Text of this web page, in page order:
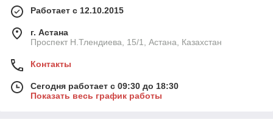
Работает с 12.10.2015
г. Астана
Проспект Н.Тлендиева, 15/1, Астана, Казахстан
Контакты
Сегодня работает с 09:30 до 18:30
Показать весь график работы